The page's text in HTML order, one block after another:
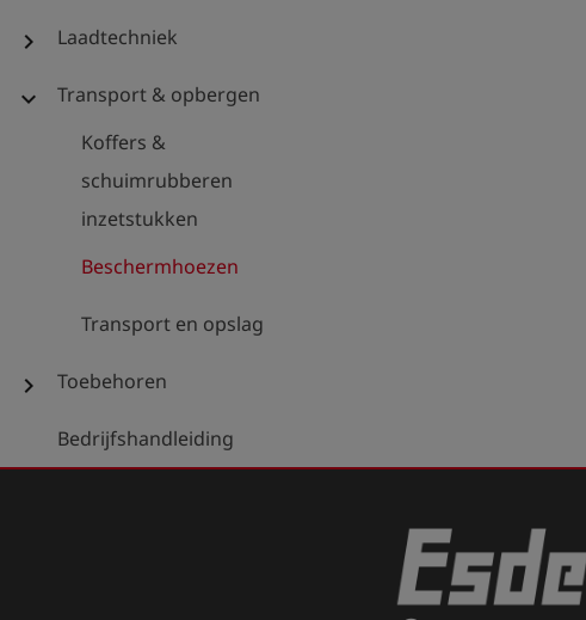
chevron_right Laadtechniek
expand_more
Transport & opbergen
Koffers &
schuimrubberen
inzetstukken
Beschermhoezen
Transport en opslag
chevron_right Toebehoren
Bedrijfshandleiding